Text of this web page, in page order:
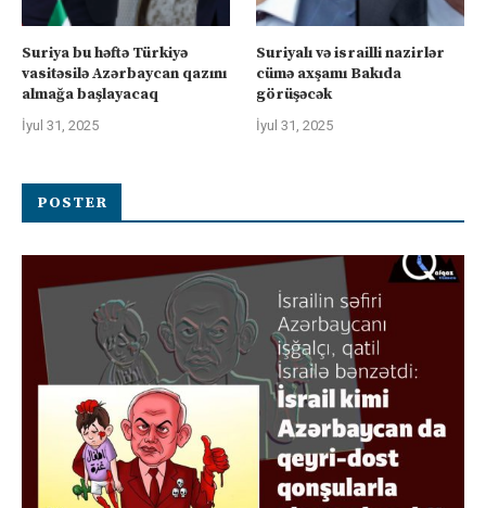
Suriya bu həftə Türkiyə
vasitəsilə Azərbaycan qazını
almağa başlayacaq
İyul 31, 2025
Suriyalı və israilli nazirlər
cümə axşamı Bakıda
görüşəcək
İyul 31, 2025
POSTER